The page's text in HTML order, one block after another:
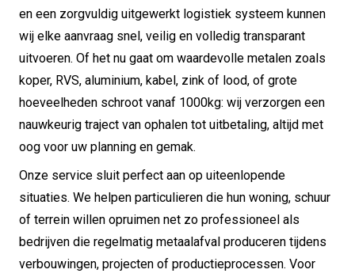
en een zorgvuldig uitgewerkt logistiek systeem kunnen
wij elke aanvraag snel, veilig en volledig transparant
uitvoeren. Of het nu gaat om waardevolle metalen zoals
koper, RVS, aluminium, kabel, zink of lood, of grote
hoeveelheden schroot vanaf 1000kg: wij verzorgen een
nauwkeurig traject van ophalen tot uitbetaling, altijd met
oog voor uw planning en gemak.
Onze service sluit perfect aan op uiteenlopende
situaties. We helpen particulieren die hun woning, schuur
of terrein willen opruimen net zo professioneel als
bedrijven die regelmatig metaalafval produceren tijdens
verbouwingen, projecten of productieprocessen. Voor